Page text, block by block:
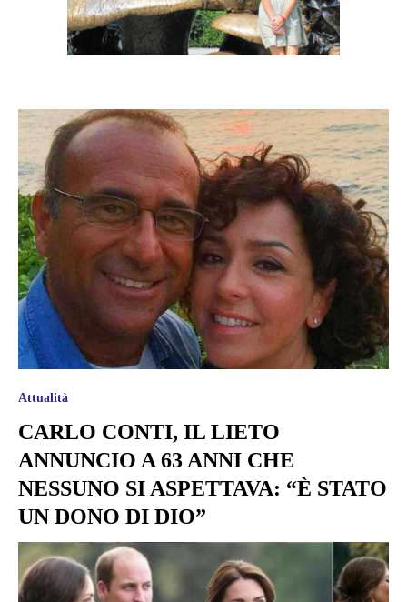
Attualità
CARLO CONTI, IL LIETO
ANNUNCIO A 63 ANNI CHE
NESSUNO SI ASPETTAVA: “È STATO
UN DONO DI DIO”